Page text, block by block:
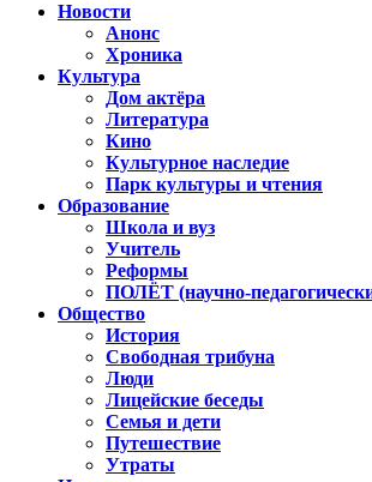
Новости
Анонс
Хроника
Культура
Дом актёра
Литература
Кино
Культурное наследие
Парк культуры и чтения
Образование
Школа и вуз
Учитель
Реформы
ПОЛЁТ (научно-
Общество
История
Свободная трибуна
Люди
Лицейские беседы
Семья и дети
Путешествие
Утраты